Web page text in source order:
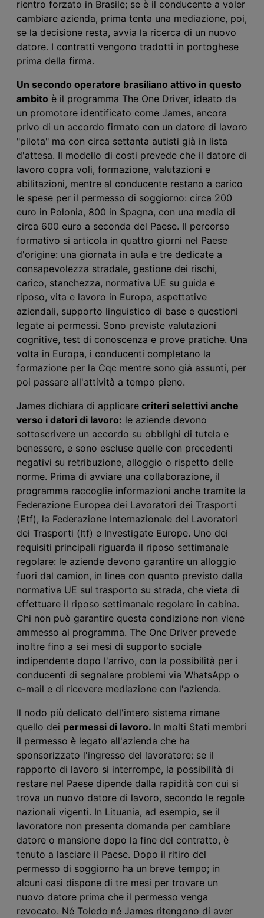
rientro forzato in Brasile; se è il conducente a voler
cambiare azienda, prima tenta una mediazione, poi,
se la decisione resta, avvia la ricerca di un nuovo
datore. I contratti vengono tradotti in portoghese
prima della firma.
Un secondo operatore brasiliano attivo in questo
ambito è il programma The One Driver, ideato da
un promotore identificato come James, ancora
privo di un accordo firmato con un datore di lavoro
"pilota" ma con circa settanta autisti già in lista
d'attesa. Il modello di costi prevede che il datore di
lavoro copra voli, formazione, valutazioni e
abilitazioni, mentre al conducente restano a carico
le spese per il permesso di soggiorno: circa 200
euro in Polonia, 800 in Spagna, con una media di
circa 600 euro a seconda del Paese. Il percorso
formativo si articola in quattro giorni nel Paese
d'origine: una giornata in aula e tre dedicate a
consapevolezza stradale, gestione dei rischi,
carico, stanchezza, normativa UE su guida e
riposo, vita e lavoro in Europa, aspettative
aziendali, supporto linguistico di base e questioni
legate ai permessi. Sono previste valutazioni
cognitive, test di conoscenza e prove pratiche. Una
volta in Europa, i conducenti completano la
formazione per la Cqc mentre sono già assunti, per
poi passare all'attività a tempo pieno.
James dichiara di applicare criteri selettivi anche
verso i datori di lavoro: le aziende devono
sottoscrivere un accordo su obblighi di tutela e
benessere, e sono escluse quelle con precedenti
negativi su retribuzione, alloggio o rispetto delle
norme. Prima di avviare una collaborazione, il
programma raccoglie informazioni anche tramite la
Federazione Europea dei Lavoratori dei Trasporti
(Etf), la Federazione Internazionale dei Lavoratori
dei Trasporti (Itf) e Investigate Europe. Uno dei
requisiti principali riguarda il riposo settimanale
regolare: le aziende devono garantire un alloggio
fuori dal camion, in linea con quanto previsto dalla
normativa UE sul trasporto su strada, che vieta di
effettuare il riposo settimanale regolare in cabina.
Chi non può garantire questa condizione non viene
ammesso al programma. The One Driver prevede
inoltre fino a sei mesi di supporto sociale
indipendente dopo l'arrivo, con la possibilità per i
conducenti di segnalare problemi via WhatsApp o
e-mail e di ricevere mediazione con l'azienda.
Il nodo più delicato dell'intero sistema rimane
quello dei permessi di lavoro. In molti Stati membri
il permesso è legato all'azienda che ha
sponsorizzato l'ingresso del lavoratore: se il
rapporto di lavoro si interrompe, la possibilità di
restare nel Paese dipende dalla rapidità con cui si
trova un nuovo datore di lavoro, secondo le regole
nazionali vigenti. In Lituania, ad esempio, se il
lavoratore non presenta domanda per cambiare
datore o mansione dopo la fine del contratto, è
tenuto a lasciare il Paese. Dopo il ritiro del
permesso di soggiorno ha un breve tempo; in
alcuni casi dispone di tre mesi per trovare un
nuovo datore prima che il permesso venga
revocato. Né Toledo né James ritengono di aver